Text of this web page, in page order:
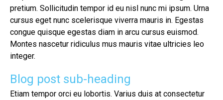
pretium. Sollicitudin tempor id eu nisl nunc mi ipsum. Urna
cursus eget nunc scelerisque viverra mauris in. Egestas
congue quisque egestas diam in arcu cursus euismod.
Montes nascetur ridiculus mus mauris vitae ultricies leo
integer.
Blog post sub-heading
Etiam tempor orci eu lobortis. Varius duis at consectetur